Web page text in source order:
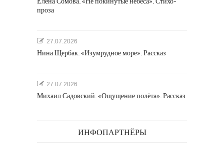
проза
27.07.2026
Нина Щербак. «Изумрудное море». Рассказ
27.07.2026
Михаил Садовский. «Ощущение полёта». Рассказ
ИНФОПАРТНЁРЫ